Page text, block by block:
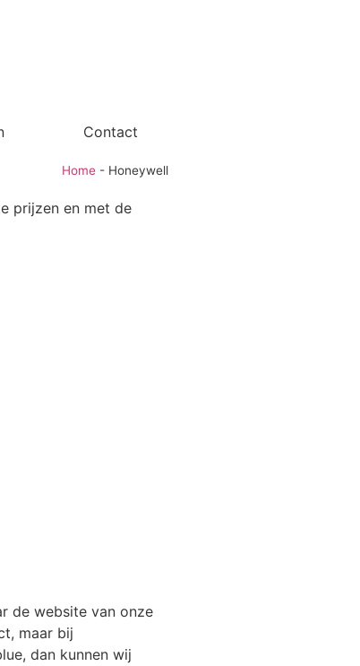
Contact
Home - Honeywell
prijzen en met de
de website van onze
maar bij
dan kunnen wij